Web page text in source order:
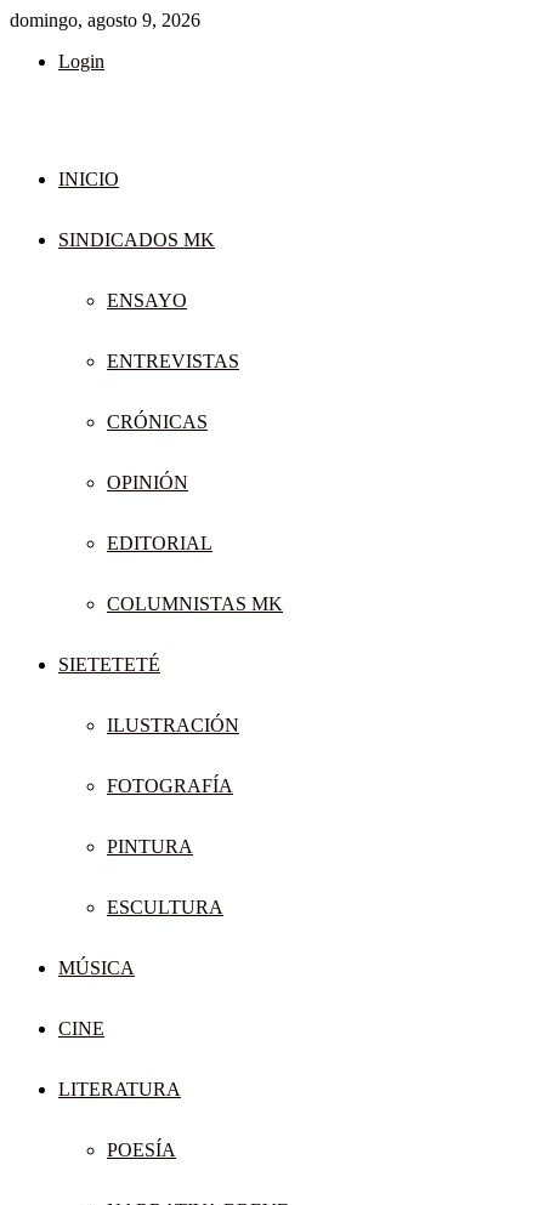
domingo, agosto 9, 2026
Login
INICIO
SINDICADOS MK
ENSAYO
ENTREVISTAS
CRÓNICAS
OPINIÓN
EDITORIAL
COLUMNISTAS MK
SIETETETÉ
ILUSTRACIÓN
FOTOGRAFÍA
PINTURA
ESCULTURA
MÚSICA
CINE
LITERATURA
POESÍA